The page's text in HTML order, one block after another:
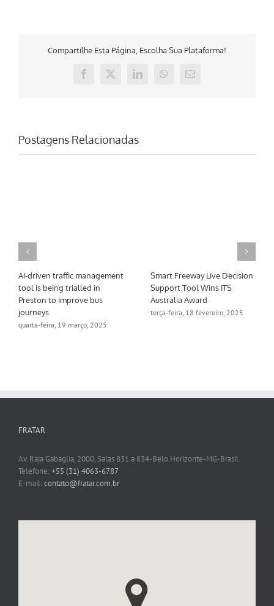
Compartilhe Esta Página, Escolha Sua Plataforma!
Facebook
X LinkedInWhatsApp
E-
Postagens Relacionadas
AI-driven traffic management
tool is being trialled in
Preston to improve bus
journeys
quarta-feira, 19 março, 2025
Smart Freeway Live Decision
Support Tool Wins ITS
Australia Award
terça-feira, 18 fevereiro, 2025
FRATAR
Av. Raja Gabaglia, 2000, Salas 831 a 834-Belo Horizonte-MG-Brasil
Telefone:+55 (31) 4063-6787
E-mail:contato@fratar.com.br